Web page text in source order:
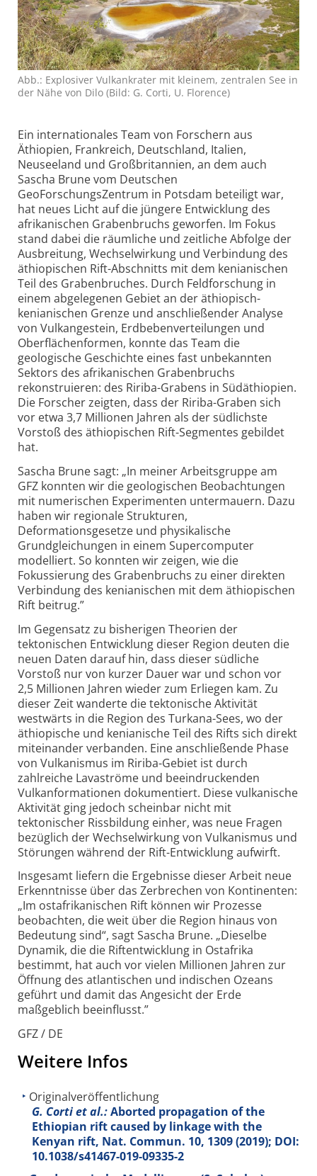
Abb.: Explosiver Vulkankrater mit kleinem, zentralen See in
der Nähe von Dilo (Bild: G. Corti, U. Florence)
Ein internationales Team von Forschern aus
Äthiopien, Frankreich, Deutschland, Italien,
Neuseeland und Großbritannien, an dem auch
Sascha Brune vom Deutschen
GeoForschungsZentrum in Potsdam beteiligt war,
hat neues Licht auf die jüngere Entwicklung des
afrikanischen Grabenbruchs geworfen. Im Fokus
stand dabei die räumliche und zeitliche Abfolge der
Ausbreitung, Wechselwirkung und Verbindung des
äthiopischen Rift-Abschnitts mit dem kenianischen
Teil des Grabenbruches. Durch Feldforschung in
einem abgelegenen Gebiet an der äthiopisch-
kenianischen Grenze und anschließender Analyse
von Vulkangestein, Erdbebenverteilungen und
Oberflächenformen, konnte das Team die
geologische Geschichte eines fast unbekannten
Sektors des afrikanischen Grabenbruchs
rekonstruieren: des Ririba-Grabens in Südäthiopien.
Die Forscher zeigten, dass der Ririba-Graben sich
vor etwa 3,7 Millionen Jahren als der südlichste
Vorstoß des äthiopischen Rift-Segmentes gebildet
hat.
Sascha Brune sagt: „In meiner Arbeitsgruppe am
GFZ konnten wir die geologischen Beobachtungen
mit numerischen Experimenten untermauern. Dazu
haben wir regionale Strukturen,
Deformationsgesetze und physikalische
Grundgleichungen in einem Supercomputer
modelliert. So konnten wir zeigen, wie die
Fokussierung des Grabenbruchs zu einer direkten
Verbindung des kenianischen mit dem äthiopischen
Rift beitrug.”
Im Gegensatz zu bisherigen Theorien der
tektonischen Entwicklung dieser Region deuten die
neuen Daten darauf hin, dass dieser südliche
Vorstoß nur von kurzer Dauer war und schon vor
2,5 Millionen Jahren wieder zum Erliegen kam. Zu
dieser Zeit wanderte die tektonische Aktivität
westwärts in die Region des Turkana-Sees, wo der
äthiopische und kenianische Teil des Rifts sich direkt
miteinander verbanden. Eine anschließende Phase
von Vulkanismus im Ririba-Gebiet ist durch
zahlreiche Lavaströme und beeindruckenden
Vulkanformationen dokumentiert. Diese vulkanische
Aktivität ging jedoch scheinbar nicht mit
tektonischer Rissbildung einher, was neue Fragen
bezüglich der Wechselwirkung von Vulkanismus und
Störungen während der Rift-Entwicklung aufwirft.
Insgesamt liefern die Ergebnisse dieser Arbeit neue
Erkenntnisse über das Zerbrechen von Kontinenten:
„Im ostafrikanischen Rift können wir Prozesse
beobachten, die weit über die Region hinaus von
Bedeutung sind“, sagt Sascha Brune. „Dieselbe
Dynamik, die die Riftentwicklung in Ostafrika
bestimmt, hat auch vor vielen Millionen Jahren zur
Öffnung des atlantischen und indischen Ozeans
geführt und damit das Angesicht der Erde
maßgeblich beeinflusst.”
GFZ / DE
Weitere Infos
Originalveröffentlichung
G. Corti et al.:Aborted propagation of the
Ethiopian rift caused by linkage with the
Kenyan rift, Nat. Commun. 10, 1309 (2019); DOI:
10.1038/s41467-019-09335-2